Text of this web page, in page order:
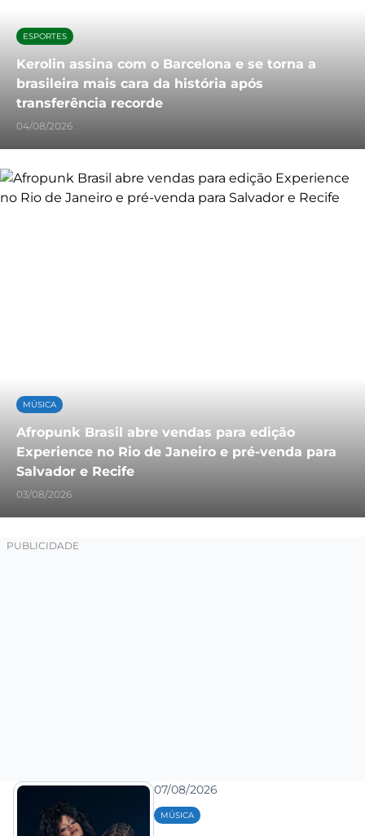
ESPORTES
Kerolin assina com o Barcelona e se torna a
brasileira mais cara da história após
transferência recorde
04/08/2026
MÚSICA
Afropunk Brasil abre vendas para edição
Experience no Rio de Janeiro e pré-venda para
Salvador e Recife
03/08/2026
07/08/2026
MÚSICA